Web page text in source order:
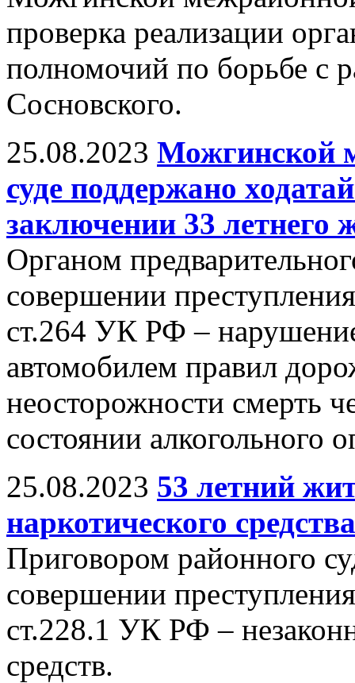
проверка реализации
полномочий по борьбе с
Сосновского.
25.08.2023 Можгинской
суде поддержано
заключении 33 летнего
Органом
совершении
ст.264 УК РФ –
автомобилем правил
неосторожности смерть
состоянии алкогольного
25.08.2023 53 летний
наркотического средства
Приговором районного
совершении
ст.228.1 УК РФ –
средств.